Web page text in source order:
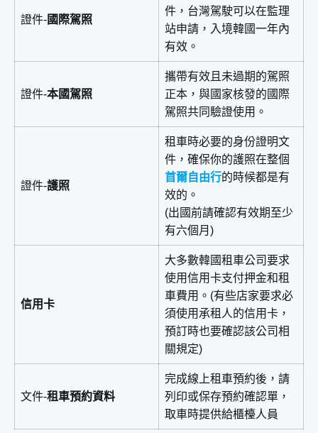
1.交通規則
首爾租車 總結結論
證件-國際駕照
件，台灣駕駛可以在監理
站申請，入境韓國一年內
有效。
證件-本國駕照
攜帶有效且未過期的駕照
正本，與國家核發的國際
駕照共同驗證使用。
證件-護照
租車時必要的身份證明文
件，確保你的護照在整個
首爾自由行的時候都是有
效的。
(出國前請確認有效期至少
有六個月)
信用卡
大多數韓國租車公司要求
使用信用卡支付押金和租
車費用。(有些店家要求必
須使用承租人的信用卡，
預訂時也要確認該公司相
關規定)
文件-租車預約資料
完成線上租車預約後，請
列印或保存預約確認單，
取車時提供給櫃檯人員